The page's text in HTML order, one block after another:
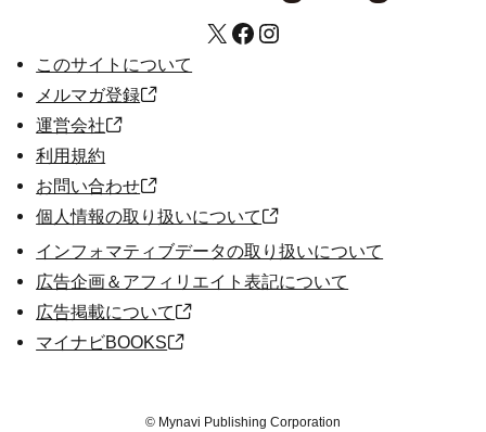
X Facebook Instagram
このサイトについて
メルマガ登録
運営会社
利用規約
お問い合わせ
個人情報の取り扱いについて
インフォマティブデータの取り扱いについて
広告企画＆アフィリエイト表記について
広告掲載について
マイナビBOOKS
© Mynavi Publishing Corporation